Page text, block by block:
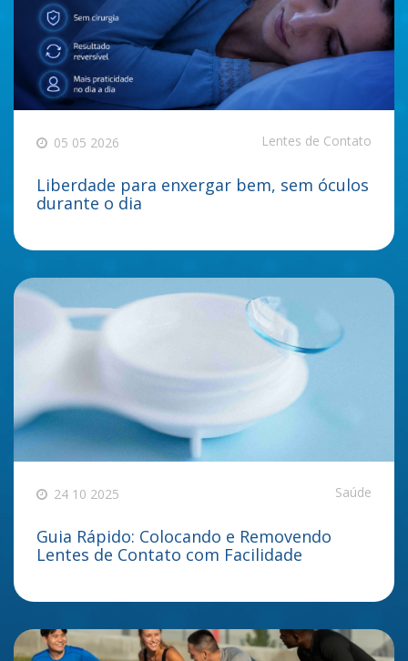
05 05 2026 Lentes de Contato
Liberdade para enxergar bem, sem óculos
durante o dia
24 10 2025 Saúde
Guia Rápido: Colocando e Removendo
Lentes de Contato com Facilidade